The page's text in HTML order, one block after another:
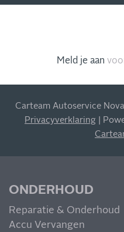
Meld je aan
Blijf op de hoogte van al
Carteam Autoservice
Privacyverklaring |
ONDERHOUD
Reparatie & Onderhoud
Accu Vervangen